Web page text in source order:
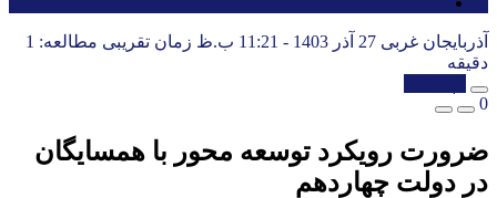
آذربایجان غربی 27 آذر 1403 - 11:21 ب.ظ
زمان تقریبی مطالعه: 1
دقیقه
0
ضرورت رویکرد توسعه محور با همسایگان
در دولت چهاردهم